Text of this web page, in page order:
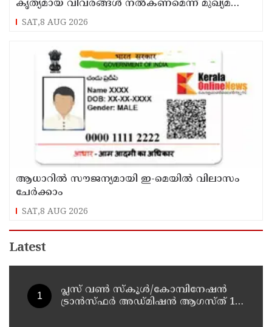
കൃത്യമായ വിവരങ്ങൾ നൽകണമെന്ന് മുഖ്യമന്ത്രി
വി ഡി സതീശൻ
SAT,8 AUG 2026
ആധാറിൽ സൗജന്യമായി ഇ-മെയിൽ വിലാസം
ചേർക്കാം
SAT,8 AUG 2026
Latest
പ്ലസ് വൺ സ്‌കൂൾ/കോമ്പിനേഷൻ
ട്രാൻസ്ഫർ അഡ്മിഷൻ ആഗസ്ത് 10,